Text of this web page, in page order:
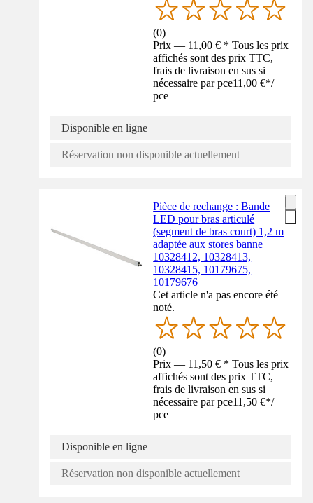
(0)
Prix — 11,00 € * Tous les prix
affichés sont des prix TTC,
frais de livraison en sus si
nécessaire par pce11,00 €*/
pce
Disponible en ligne
Réservation non disponible actuellement
Pièce de rechange : Bande
LED pour bras articulé
(segment de bras court) 1,2 m
adaptée aux stores banne
10328412, 10328413,
10328415, 10179675,
10179676
Cet article n'a pas encore été
noté.
(0)
Prix — 11,50 € * Tous les prix
affichés sont des prix TTC,
frais de livraison en sus si
nécessaire par pce11,50 €*/
pce
Disponible en ligne
Réservation non disponible actuellement